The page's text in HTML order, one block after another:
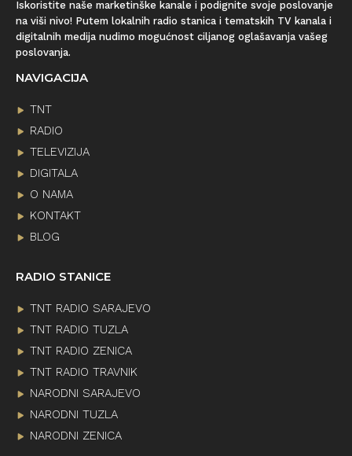
Iskoristite naše marketinške kanale i podignite svoje poslovanje
na viši nivo! Putem lokalnih radio stanica i tematskih TV kanala i
digitalnih medija nudimo mogućnost ciljanog oglašavanja vašeg
poslovanja.
NAVIGACIJA
TNT
RADIO
TELEVIZIJA
DIGITALA
O NAMA
KONTAKT
BLOG
RADIO STANICE
TNT RADIO SARAJEVO
TNT RADIO TUZLA
TNT RADIO ZENICA
TNT RADIO TRAVNIK
NARODNI SARAJEVO
NARODNI TUZLA
NARODNI ZENICA